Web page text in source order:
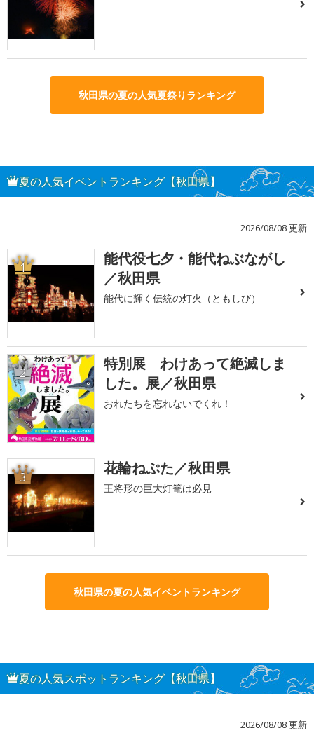
秋田県の夏の人気夏祭りランキング
夏の人気イベントランキング【秋田県】
2026/08/08 更新
1
能代役七夕・能代ねぶながし
／秋田県
能代に輝く伝統の灯火（ともしび）
2
特別展 わけあって絶滅しま
した。展／秋田県
おれたちを忘れないでくれ！
3 花輪ねぷた／秋田県
王将形の巨大灯篭は必見
秋田県の夏の人気イベントランキング
夏の人気スポットランキング【秋田県】
2026/08/08 更新